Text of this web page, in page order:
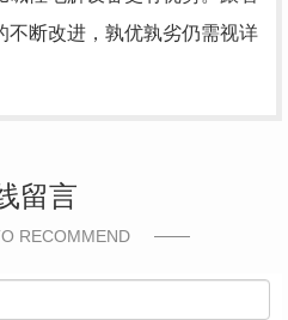
不断改进，孰优孰劣仍需视详
留言
RECOMMEND